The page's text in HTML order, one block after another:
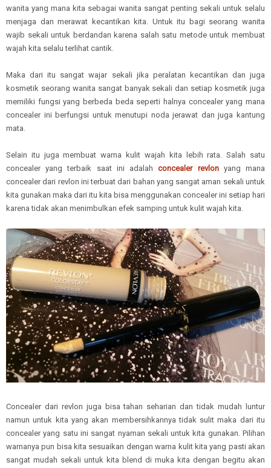
wanita yang mana kita sebagai wanita sangat penting sekali untuk selalu
menjaga dan merawat kecantikan kita. Untuk itu bagi seorang wanita
wajib sekali untuk berdandan karena salah satu metode untuk membuat
wajah kita selalu terlihat cantik.
Maka dari itu sangat wajar sekali jika peralatan kecantikan dan juga
kosmetik seorang wanita sangat banyak sekali dan setiap kosmetik juga
memiliki fungsi yang berbeda beda seperti halnya concealer yang mana
concealer ini berfungsi untuk menutupi noda jerawat dan juga kantung
mata.
Selain itu juga membuat warna kulit wajah kita lebih rata. Salah satu
concealer yang terbaik saat ini adalahconcealer revlonyang mana
concealer dari revlon ini terbuat dari bahan yang sangat aman sekali untuk
kita gunakan maka dari itu kita bisa menggunakan concealer ini setiap hari
karena tidak akan menimbulkan efek samping untuk kulit wajah kita.
Concealer dari revlon juga bisa tahan seharian dan tidak mudah luntur
namun untuk kita yang akan membersihkannya tidak sulit maka dari itu
concealer yang satu ini sangat nyaman sekali untuk kita gunakan. Pilihan
warnanya pun bisa kita sesuaikan dengan warna kulit kita yang pasti akan
sangat mudah sekali untuk kita blend di muka kita dengan begitu akan